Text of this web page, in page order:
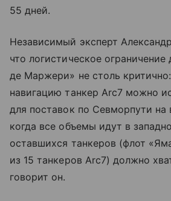
55 дней.
Независимый эксперт
что логистическое
де Маржери» не столь
навигацию танкер Arc7 можно
для поставок по Севморпути на
когда все объемы идут в
оставшихся танкеров (флот
из 15 танкеров Arc7) должно
говорит он.